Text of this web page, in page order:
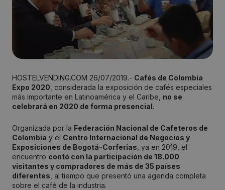
HOSTELVENDING.COM 26/07/2019.- Cafés de Colombia
Expo 2020 , considerada la exposición de cafés especiales
más importante en Latinoamérica y el Caribe, no se
celebrará en 2020 de forma presencial.
Organizada por la Federación Nacional de Cafeteros de
Colombia y el Centro Internacional de Negocios y
Exposiciones de Bogotá-Corferias , ya en 2019, el
encuentro contó con la participación de 18.000
visitantes y compradores de más de 35 países
diferentes , al tiempo que presentó una agenda completa
sobre el café de la industria.